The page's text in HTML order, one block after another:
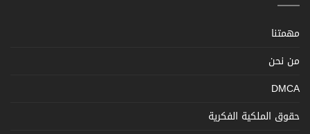
مهمتنا
من نحن
DMCA
حقوق الملكية الفكرية